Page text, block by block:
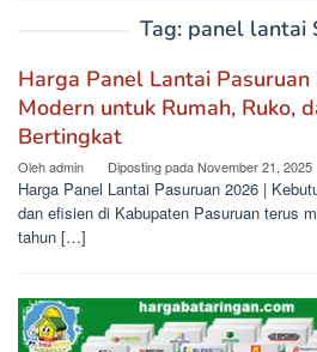
Tag: panel lantai
Harga Panel Lantai
Modern untuk Rumah, Ruko,
Bertingkat
Olehadmin Diposting padaNovember 21, 2025
Harga Panel Lantai Pasuruan 2026 |
dan efisien di Kabupaten Pasuruan terus
tahun […]